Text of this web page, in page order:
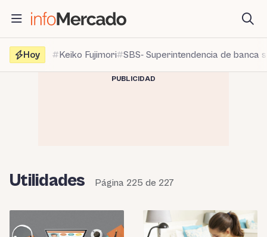
contenido
Hoy
Keiko Fujimori SBS- Superintendencia de banca
PUBLICIDAD
Utilidades Página 225 de 227